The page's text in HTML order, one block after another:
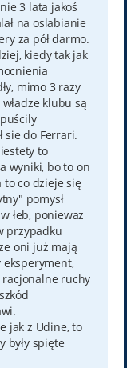
3 lata jakoś
na oslabianie
za pół darmo.
kiedy tak jak
mimo 3 razy
klubu są
sie do Ferrari.
to
wyniki, bo to on
to co dzieje się
pomysł
łeb, poniewaz
przypadku
oni już mają
ruchy
jak z Udine, to
były spięte